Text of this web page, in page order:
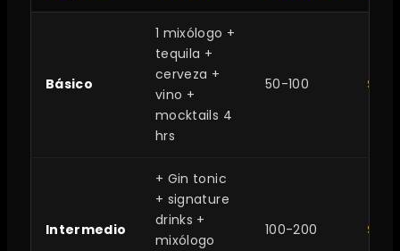
Básico
1 mixólogo +
tequila +
cerveza +
vino +
mocktails 4
hrs
50-100
Intermedio
+ Gin tonic
+ signature
drinks +
mixólogo
100-200